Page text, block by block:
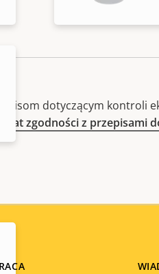
dotyczącym kontroli
zgodności z